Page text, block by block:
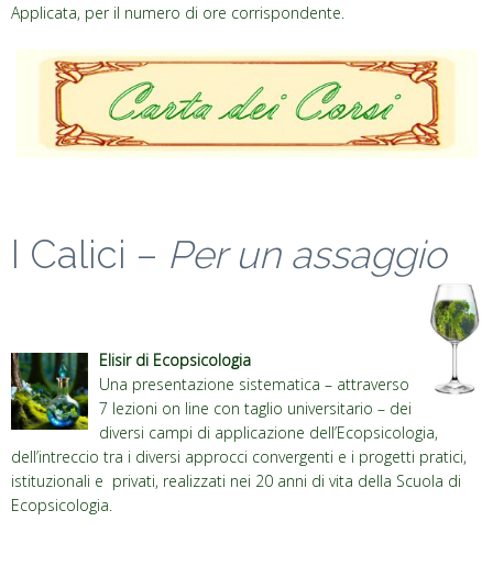
Applicata, per il numero di ore corrispondente.
I Calici – Per un assaggio
Elisir di Ecopsicologia
Una presentazione sistematica – attraverso
7 lezioni on line con taglio universitario – dei
diversi campi di applicazione dell’Ecopsicologia,
dell’intreccio tra i diversi approcci convergenti e i progetti pratici,
istituzionali e privati, realizzati nei 20 anni di vita della Scuola di
Ecopsicologia.